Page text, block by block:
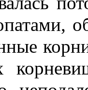
атами,